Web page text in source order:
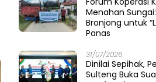
Menahan
Bronjong untuk
Panas
31/07/2026
Dinilai Sepihak,
Sulteng Buka